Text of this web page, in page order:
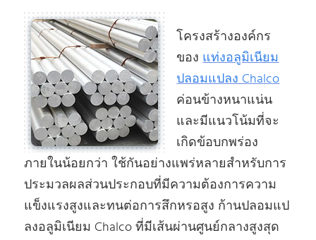
โครงสร้างองค์กร
ของแท่งอลูมิเนียม
ปลอมแปลง Chalco
ค่อนข้างหนาแน่น
และมีแนวโน้มที่จะ
เกิดข้อบกพร่อง
ภายในน้อยกว่า ใช้กันอย่างแพร่หลายสําหรับการ
ประมวลผลส่วนประกอบที่มีความต้องการความ
แข็งแรงสูงและทนต่อการสึกหรอสูง ก้านปลอมแป
ลงอลูมิเนียม Chalco ที่มีเส้นผ่านศูนย์กลางสูงสุด